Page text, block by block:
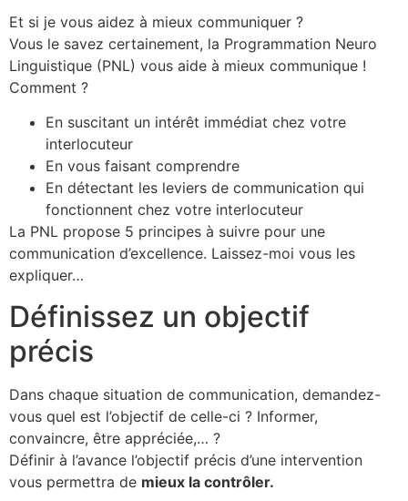
Et si je vous aidez à mieux communiquer ?
Vous le savez certainement, la Programmation Neuro
Linguistique (PNL) vous aide à mieux communique !
Comment ?
En suscitant un intérêt immédiat chez votre
interlocuteur
En vous faisant comprendre
En détectant les leviers de communication qui
fonctionnent chez votre interlocuteur
La PNL propose 5 principes à suivre pour une
communication d’excellence. Laissez-moi vous les
expliquer…
Définissez un objectif
précis
Dans chaque situation de communication, demandez-
vous quel est l’objectif de celle-ci ? Informer,
convaincre, être appréciée,… ?
Définir à l’avance l’objectif précis d’une intervention
vous permettra de mieux la contrôler.